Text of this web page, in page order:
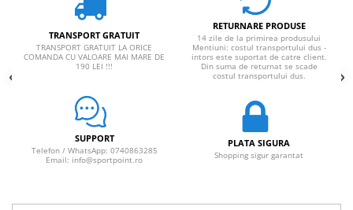
TRANSPORT GRATUIT
TRANSPORT GRATUIT LA ORICE
COMANDA CU VALOARE MAI MARE DE
190 LEI !!!
RETURNARE PRODUSE
14 zile de la primirea produsului
Mentiuni: costul transportului dus -
intors este suportat de catre client.
Din suma de returnat se scade
costul transportului dus.
SUPPORT
Telefon / WhatsApp: 0740863285
Email: info@sportpoint.ro
PLATA SIGURA
Shopping sigur garantat